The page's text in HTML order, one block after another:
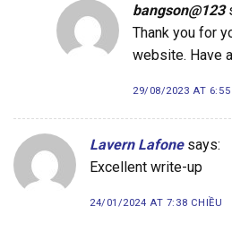
bangson@123
Thank you for
website. Have
29/08/2023 AT 6:55
Lavern Lafone says:
Excellent write-up
24/01/2024 AT 7:38 CHIỀU